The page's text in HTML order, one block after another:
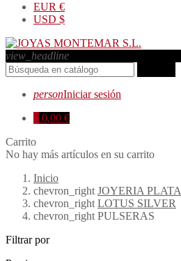
EUR €
USD $
view_headline
personIniciar sesión
0,00 €
Carrito
No hay más artículos en su carrito
Inicio
chevron_right JOYERIA PLATA
chevron_right LOTUS SILVER
chevron_right PULSERAS
Filtrar por